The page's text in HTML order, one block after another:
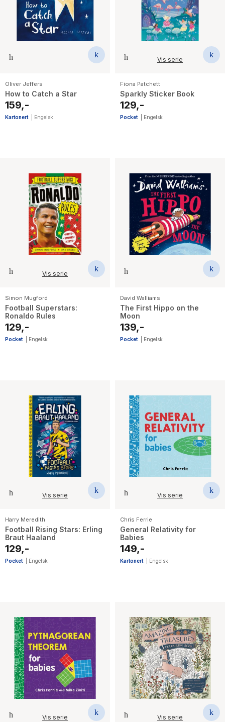
Oliver Jeffers
How to Catch a Star
159,-
Kartonert Engelsk
Vis serie
Fiona Patchett
Sparkly Sticker Book
129,-
Pocket Engelsk
Vis serie
Simon Mugford
Football Superstars:
Ronaldo Rules
129,-
Pocket Engelsk
David Walliams
The First Hippo on the
Moon
139,-
Pocket Engelsk
Vis serie
Harry Meredith
Football Rising Stars: Erling
Braut Haaland
129,-
Pocket Engelsk
Vis serie
Chris Ferrie
General Relativity for
Babies
149,-
Kartonert Engelsk
Vis serie Vis serie